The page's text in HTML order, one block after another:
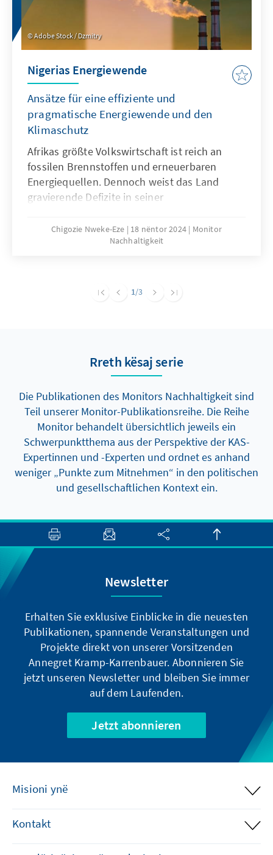
Adobe Stock / Dzmitry
Nigerias Energiewende
Ansätze für eine effiziente und
pragmatische Energiewende und den
Klimaschutz
Afrikas größte Volkswirtschaft ist reich an
fossilen Brennstoffen und erneuerbaren
Energiequellen. Dennoch weist das Land
gravierende Defizite in seiner
Wirtschaftswachstum und seine
Industrialisierung hemmen. Für einen
Kombination aus politischen,
nationalen Prioritäten sicherzustellen.
Chigozie Nweke-Eze 18 nëntor 2024
Monitor
Nachhaltigkeit
1/3
Rreth kësaj serie
Die Publikationen des Monitors Nachhaltigkeit sind
Teil unserer Monitor-Publikationsreihe. Die Reihe
Monitor behandelt übersichtlich jeweils ein
Schwerpunktthema aus der Perspektive der KAS-
Expertinnen und -Experten und ordnet es anhand
weniger „Punkte zum Mitnehmen“ in den politischen
und gesellschaftlichen Kontext ein.
Newsletter
Erhalten Sie exklusive Einblicke in die neuesten
Publikationen, spannende Veranstaltungen und
Projekte direkt von unserer Vorsitzenden
Annegret Kramp-Karrenbauer. Abonnieren Sie
jetzt unseren Newsletter und bleiben Sie immer
auf dem Laufenden.
Jetzt abonnieren
Misioni ynë
Kontakt